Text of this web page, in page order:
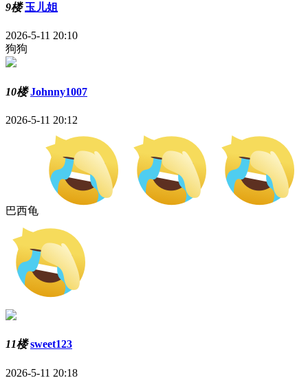
9楼 玉儿姐
2026-5-11 20:10
狗狗
10楼 Johnny1007
2026-5-11 20:12
巴西龟
11楼 sweet123
2026-5-11 20:18